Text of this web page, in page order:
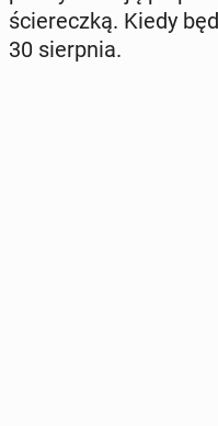
ście­recz­ką. Kiedy
30 sierp­nia.